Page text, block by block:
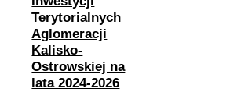
Terytorialnych
Aglomeracji
Kalisko-
Ostrowskiej na
lata 2024-2026